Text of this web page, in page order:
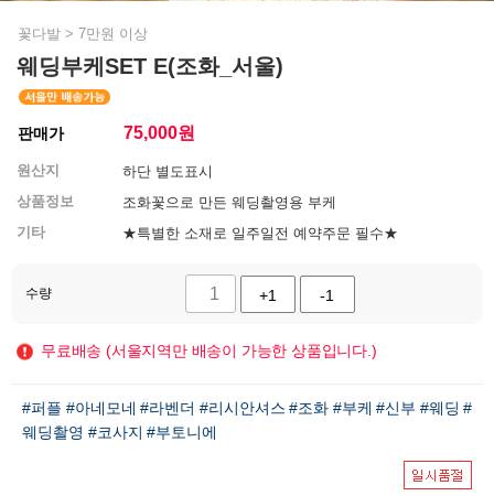
꽃다발 > 7만원 이상
웨딩부케SET E(조화_서울)
판매가 75,000원
원산지
하단 별도표시
상품정보
조화꽃으로 만든 웨딩촬영용 부케
기타
★특별한 소재로 일주일전 예약주문 필수★
수량 +1 -1
무료배송 (서울지역만 배송이 가능한 상품입니다.)
#퍼플 #아네모네 #라벤더 #리시안셔스 #조화 #부케 #신부 #웨딩 #
웨딩촬영 #코사지 #부토니에